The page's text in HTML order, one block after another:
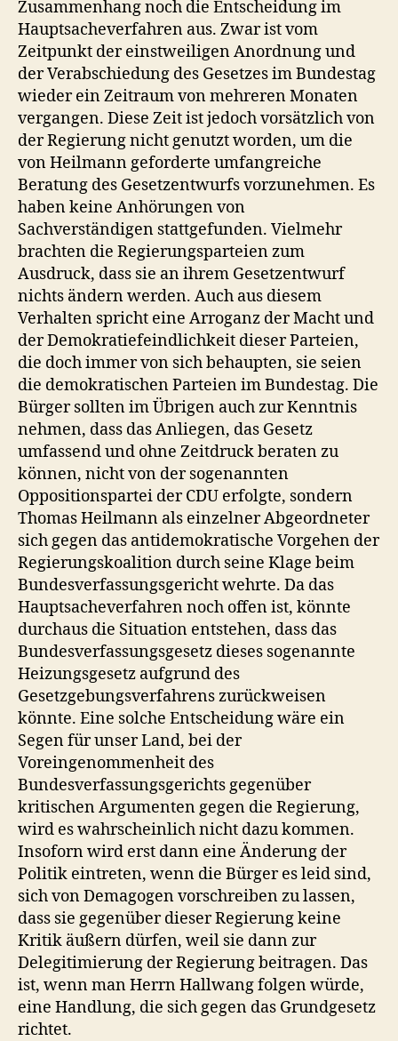
Zusammenhang noch die Entscheidung im
Hauptsacheverfahren aus. Zwar ist vom
Zeitpunkt der einstweiligen Anordnung und
der Verabschiedung des Gesetzes im Bundestag
wieder ein Zeitraum von mehreren Monaten
vergangen. Diese Zeit ist jedoch vorsätzlich von
der Regierung nicht genutzt worden, um die
von Heilmann geforderte umfangreiche
Beratung des Gesetzentwurfs vorzunehmen. Es
haben keine Anhörungen von
Sachverständigen stattgefunden. Vielmehr
brachten die Regierungsparteien zum
Ausdruck, dass sie an ihrem Gesetzentwurf
nichts ändern werden. Auch aus diesem
Verhalten spricht eine Arroganz der Macht und
der Demokratiefeindlichkeit dieser Parteien,
die doch immer von sich behaupten, sie seien
die demokratischen Parteien im Bundestag. Die
Bürger sollten im Übrigen auch zur Kenntnis
nehmen, dass das Anliegen, das Gesetz
umfassend und ohne Zeitdruck beraten zu
können, nicht von der sogenannten
Oppositionspartei der CDU erfolgte, sondern
Thomas Heilmann als einzelner Abgeordneter
sich gegen das antidemokratische Vorgehen der
Regierungskoalition durch seine Klage beim
Bundesverfassungsgericht wehrte. Da das
Hauptsacheverfahren noch offen ist, könnte
durchaus die Situation entstehen, dass das
Bundesverfassungsgesetz dieses sogenannte
Heizungsgesetz aufgrund des
Gesetzgebungsverfahrens zurückweisen
könnte. Eine solche Entscheidung wäre ein
Segen für unser Land, bei der
Voreingenommenheit des
Bundesverfassungsgerichts gegenüber
kritischen Argumenten gegen die Regierung,
wird es wahrscheinlich nicht dazu kommen.
Insoforn wird erst dann eine Änderung der
Politik eintreten, wenn die Bürger es leid sind,
sich von Demagogen vorschreiben zu lassen,
dass sie gegenüber dieser Regierung keine
Kritik äußern dürfen, weil sie dann zur
Delegitimierung der Regierung beitragen. Das
ist, wenn man Herrn Hallwang folgen würde,
eine Handlung, die sich gegen das Grundgesetz
richtet.